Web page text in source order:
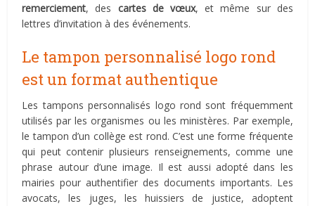
remerciement, des cartes de vœux, et même sur des
lettres d’invitation à des événements.
Le tampon personnalisé logo rond
est un format authentique
Les tampons personnalisés logo rond sont fréquemment
utilisés par les organismes ou les ministères. Par exemple,
le tampon d’un collège est rond. C’est une forme fréquente
qui peut contenir plusieurs renseignements, comme une
phrase autour d’une image. Il est aussi adopté dans les
mairies pour authentifier des documents importants. Les
avocats, les juges, les huissiers de justice, adoptent